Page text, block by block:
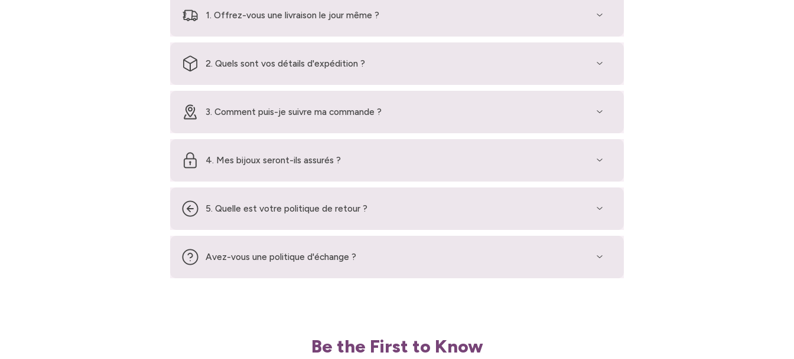
1. Offrez-vous une livraison le jour même ?
2. Quels sont vos détails d'expédition ?
3. Comment puis-je suivre ma commande ?
4. Mes bijoux seront-ils assurés ?
5. Quelle est votre politique de retour ?
Avez-vous une politique d'échange ?
Be the First to Know